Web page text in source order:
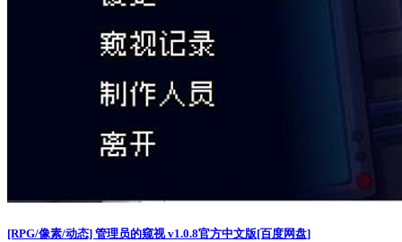
[RPG/像素/动态] 管理员的窥视 v1.0.8官方中文版[百度网盘]